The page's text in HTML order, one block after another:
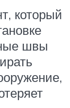
который
швы